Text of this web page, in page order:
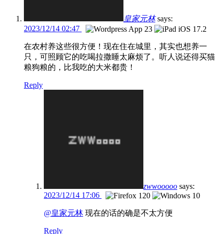
皇家元林 says:
2023/12/14 02:47
在农村养这些很方便！现在住在城里，其实也想养一
只，可照顾它的吃喝拉撒睡太麻烦了。听人说还得买猫
粮狗粮的，比我吃的大米都贵！
Reply
zwwooooo says:
2023/12/14 17:06
@皇家元林 现在的话的确是不太方便
Reply